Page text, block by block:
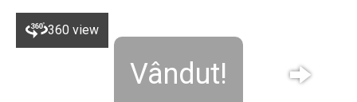
360 view
Vândut!